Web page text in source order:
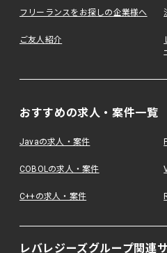
フリーランスをお探しの企業様へ
ご友人紹介
おすすめの求人・案件一覧
Javaの求人・案件
COBOLの求人・案件
C++の求人・案件
レバレジーズグループ関連